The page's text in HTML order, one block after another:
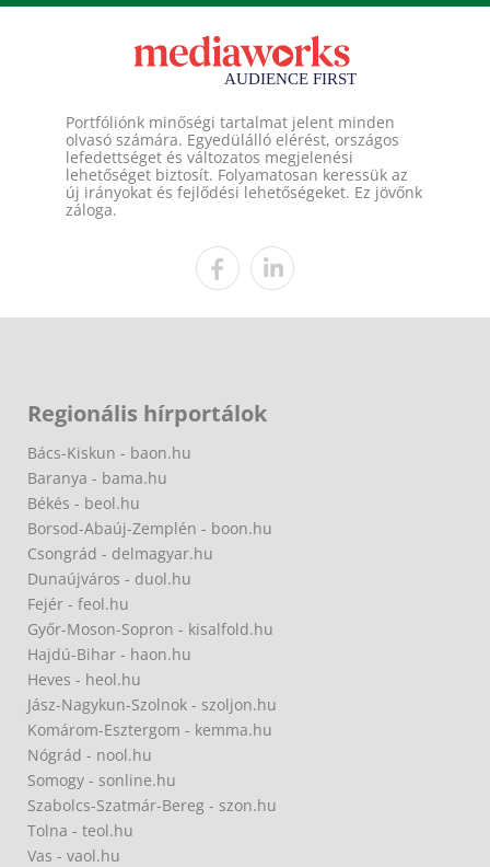
Portfóliónk minőségi tartalmat jelent minden
olvasó számára. Egyedülálló elérést, országos
lefedettséget és változatos megjelenési
lehetőséget biztosít. Folyamatosan keressük az
új irányokat és fejlődési lehetőségeket. Ez jövőnk
záloga.
Regionális hírportálok
Bács-Kiskun - baon.hu
Baranya - bama.hu
Békés - beol.hu
Borsod-Abaúj-Zemplén - boon.hu
Csongrád - delmagyar.hu
Dunaújváros - duol.hu
Fejér - feol.hu
Győr-Moson-Sopron - kisalfold.hu
Hajdú-Bihar - haon.hu
Heves - heol.hu
Jász-Nagykun-Szolnok - szoljon.hu
Komárom-Esztergom - kemma.hu
Nógrád - nool.hu
Somogy - sonline.hu
Szabolcs-Szatmár-Bereg - szon.hu
Tolna - teol.hu
Vas - vaol.hu